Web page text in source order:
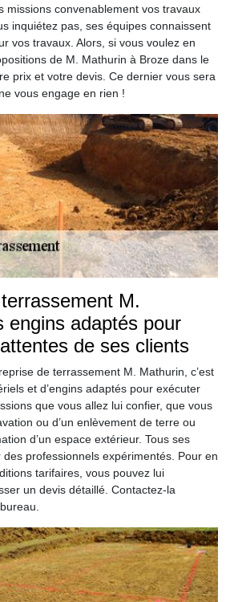
missions convenablement vos travaux
inquiétez pas, ses équipes connaissent
vos travaux. Alors, si vous voulez en
de M. Mathurin à Broze dans le
prix et votre devis. Ce dernier vous sera
vous engage en rien !
M.
engins adaptés pour
de ses clients
de terrassement M. Mathurin, c’est
et d’engins adaptés pour exécuter
que vous allez lui confier, que vous
ou d’un enlèvement de terre ou
d’un espace extérieur. Tous ses
professionnels expérimentés. Pour en
tarifaires, vous pouvez lui
un devis détaillé. Contactez-la